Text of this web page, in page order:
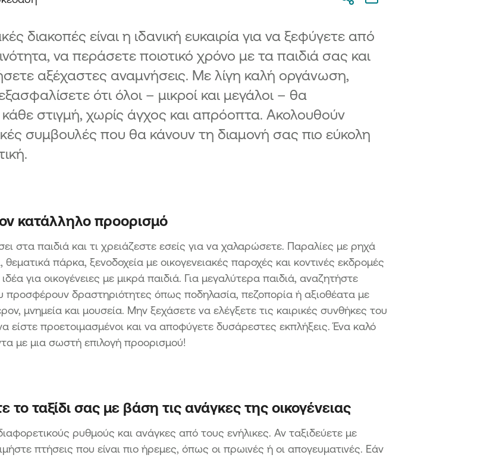
διακοπές είναι η ιδανική ευκαιρία για να ξεφύγετε από
να περάσετε ποιοτικό χρόνο με τα παιδιά σας και
αξέχαστες αναμνήσεις. Με λίγη καλή οργάνωση,
ότι όλοι – μικροί και μεγάλοι – θα
στιγμή, χωρίς άγχος και απρόοπτα. Ακολουθούν
συμβουλές που θα κάνουν τη διαμονή σας πιο εύκολη
κατάλληλο προορισμό
στα παιδιά και τι χρειάζεστε εσείς για να χαλαρώσετε. Παραλίες με ρηχά
θεματικά πάρκα, ξενοδοχεία με οικογενειακές παροχές και κοντινές εκδρομές
για οικογένειες με μικρά παιδιά. Για μεγαλύτερα παιδιά, αναζητήστε
προσφέρουν δραστηριότητες όπως ποδηλασία, πεζοπορία ή αξιοθέατα με
μνημεία και μουσεία. Μην ξεχάσετε να ελέγξετε τις καιρικές συνθήκες του
είστε προετοιμασμένοι και να αποφύγετε δυσάρεστες εκπλήξεις. Ένα καλό
με μια σωστή επιλογή προορισμού!
το ταξίδι σας με βάση τις ανάγκες της οικογένειας
ρυθμούς και ανάγκες από τους ενήλικες. Αν ταξιδεύετε με
πτήσεις που είναι πιο ήρεμες, όπως οι πρωινές ή οι απογευματινές. Εάν